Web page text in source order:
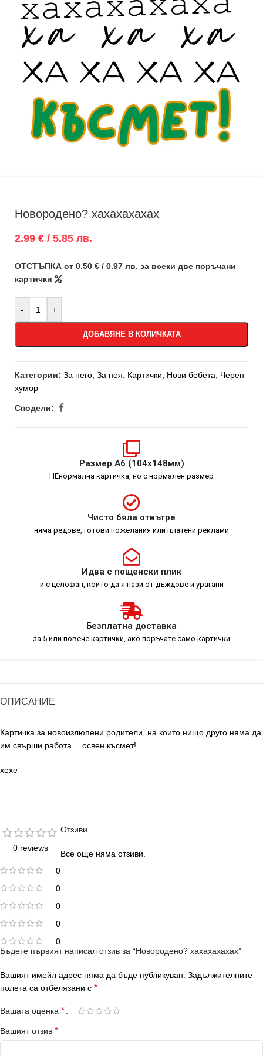
Новородено? хахахахахах
2.99 € / 5.85 лв.
ОТСТЪПКА от 0.50 € / 0.97 лв. за всеки две поръчани
картички
- +
ДОБАВЯНЕ В КОЛИЧКАТА
Категории: За него За нея Картички Нови бебета
Черен
хумор
Сподели:
Размер А6 (104х148мм)
НЕнормална картичка, но с нормален размер
Чисто бяла отвътре
няма редове, готови пожелания или платени реклами
Идва с пощенски плик
и с целофан, който да я пази от дъждове и урагани
Безплатна доставка
за 5 или повече картички, ако поръчате само картички
ОПИСАНИЕ
Картичка за новоизлюпени родители, на които нищо друго няма да
им свърши работа… освен късмет!
хехе
0 reviews
0
0
0
0
0
Отзиви
Все още няма отзиви.
Бъдете първият написал отзив за “Новородено? хахахахахах”
Вашият имейл адрес няма да бъде публикуван. Задължителните
полета са отбелязани с *
Вашата оценка *
Вашият отзив *